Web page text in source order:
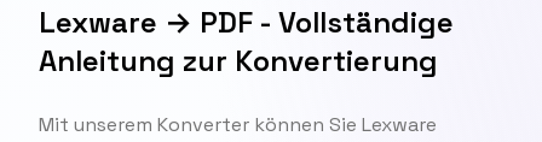
Lexware → PDF - Vollständige
Anleitung zur Konvertierung
Mit unserem Konverter können Sie Lexware